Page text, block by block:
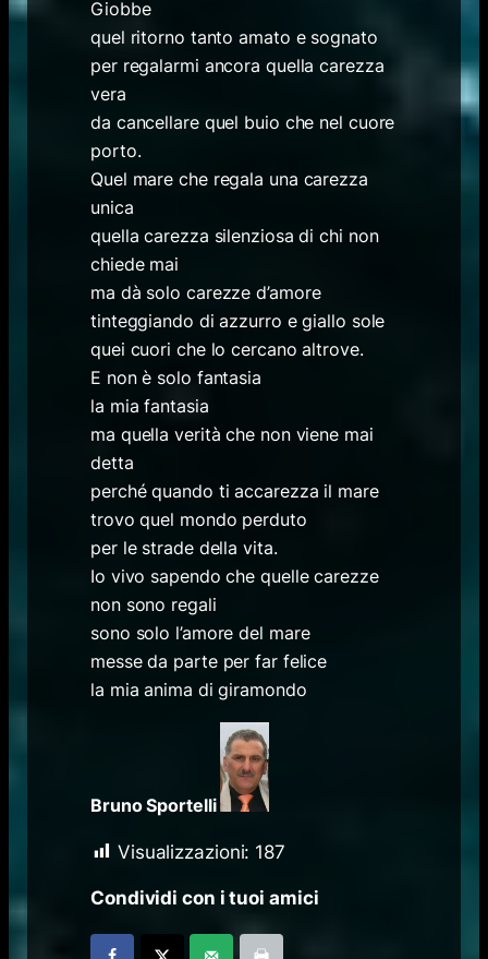
Giobbe
quel ritorno tanto amato e sognato
per regalarmi ancora quella carezza
vera
da cancellare quel buio che nel cuore
porto.
Quel mare che regala una carezza
unica
quella carezza silenziosa di chi non
chiede mai
ma dà solo carezze d’amore
tinteggiando di azzurro e giallo sole
quei cuori che lo cercano altrove.
E non è solo fantasia
la mia fantasia
ma quella verità che non viene mai
detta
perché quando ti accarezza il mare
trovo quel mondo perduto
per le strade della vita.
Io vivo sapendo che quelle carezze
non sono regali
sono solo l’amore del mare
messe da parte per far felice
la mia anima di giramondo
Bruno Sportelli
Visualizzazioni: 187
Condividi con i tuoi amici